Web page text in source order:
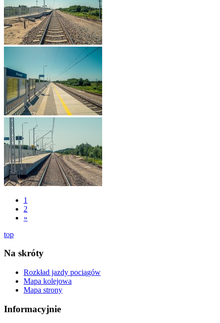
1
2
»
top
Na skróty
Rozkład jazdy pociągów
Mapa kolejowa
Mapa strony
Informacyjnie